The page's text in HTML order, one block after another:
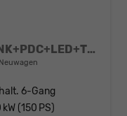
Extra SHZ+KLIMA+SMARTLINK+PDC+LED+TEMPOMAT
Neuwagen
6-Gang
kW (150 PS)